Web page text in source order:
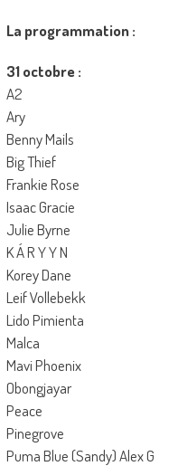
La programmation :
31 octobre :
A2
Ary
Benny Mails
Big Thief
Frankie Rose
Isaac Gracie
Julie Byrne
K Á R Y Y N
Korey Dane
Leif Vollebekk
Lido Pimienta
Malca
Mavi Phoenix
Obongjayar
Peace
Pinegrove
Puma Blue (Sandy) Alex G